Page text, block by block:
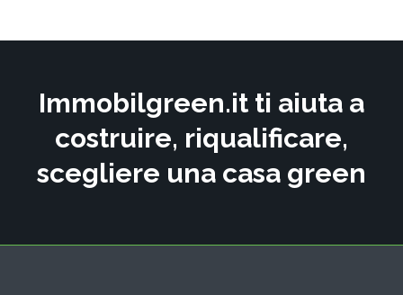
Immobilgreen.it ti aiuta a
costruire, riqualificare,
scegliere una casa green